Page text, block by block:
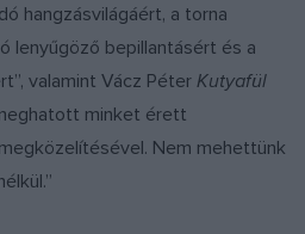
hangzásvilágáért, a torna
lenyűgöző bepillantásért és a
valamint Vácz Péter Kutyafül
minket érett
Nem mehettünk